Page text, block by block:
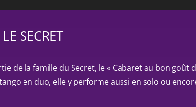
SECRET
de la famille du Secret, le « Cabaret au bon goût
en duo, elle y performe aussi en solo ou